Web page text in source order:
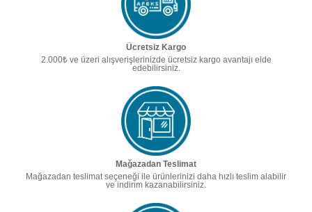
Ücretsiz Kargo
2.000₺ ve üzeri alışverişlerinizde ücretsiz kargo avantajı elde
edebilirsiniz.
Mağazadan Teslimat
Mağazadan teslimat seçeneği ile ürünlerinizi daha hızlı teslim alabilir
ve indirim kazanabilirsiniz.